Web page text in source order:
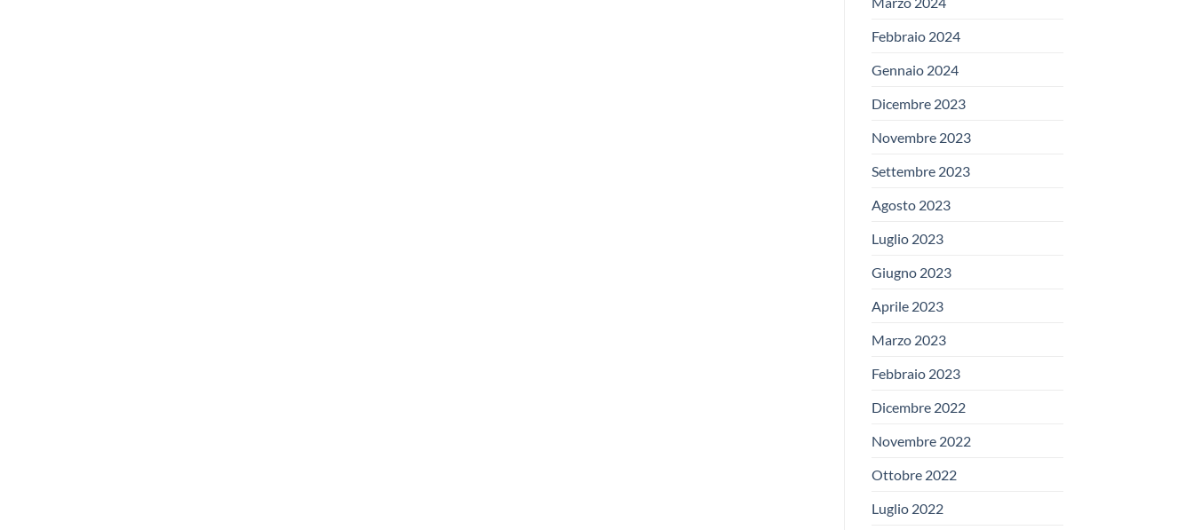
Febbraio 2024
Gennaio 2024
Dicembre 2023
Novembre 2023
Settembre 2023
Agosto 2023
Luglio 2023
Giugno 2023
Aprile 2023
Marzo 2023
Febbraio 2023
Dicembre 2022
Novembre 2022
Ottobre 2022
Luglio 2022